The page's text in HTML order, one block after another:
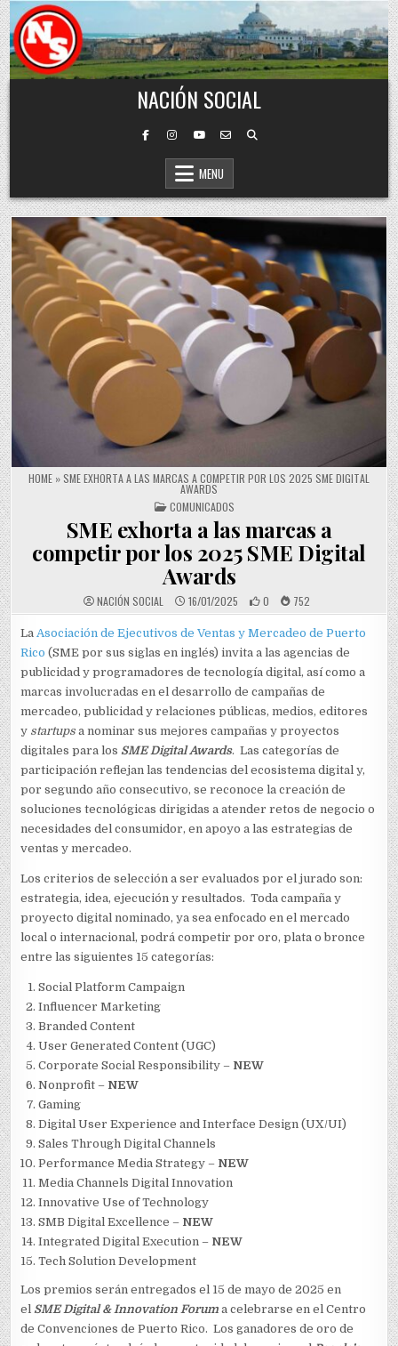
Skip to content
NACIÓN SOCIAL
MENU
HOME » SME EXHORTA A LAS MARCAS A COMPETIR POR LOS 2025 SME DIGITAL
AWARDS
POSTED IN
COMUNICADOS
SME exhorta a las marcas a
competir por los 2025 SME Digital
Awards
NACIÓN SOCIAL 16/01/2025 0 752
LaAsociación de Ejecutivos de Ventas y Mercadeo de Puerto
Rico(SME por sus siglas en inglés) invita a las agencias de
publicidad y programadores de tecnología digital, así como a
marcas involucradas en el desarrollo de campañas de
mercadeo, publicidad y relaciones públicas, medios, editores
y startups a nominar sus mejores campañas y proyectos
digitales para los SME Digital Awards. Las categorías de
participación reflejan las tendencias del ecosistema digital y,
por segundo año consecutivo, se reconoce la creación de
soluciones tecnológicas dirigidas a atender retos de negocio o
necesidades del consumidor, en apoyo a las estrategias de
ventas y mercadeo.
Los criterios de selección a ser evaluados por el jurado son:
estrategia, idea, ejecución y resultados. Toda campaña y
proyecto digital nominado, ya sea enfocado en el mercado
local o internacional, podrá competir por oro, plata o bronce
entre las siguientes 15 categorías:
Social Platform Campaign
Influencer Marketing
Branded Content
User Generated Content (UGC)
Corporate Social Responsibility – NEW
Nonprofit – NEW
Gaming
Digital User Experience and Interface Design (UX/UI)
Sales Through Digital Channels
Performance Media Strategy – NEW
Media Channels Digital Innovation
Innovative Use of Technology
SMB Digital Excellence – NEW
Integrated Digital Execution – NEW
Tech Solution Development
Los premios serán entregados el 15 de mayo de 2025 en
el SME Digital & Innovation Foruma celebrarse en el Centro
de Convenciones de Puerto Rico. Los ganadores de oro de